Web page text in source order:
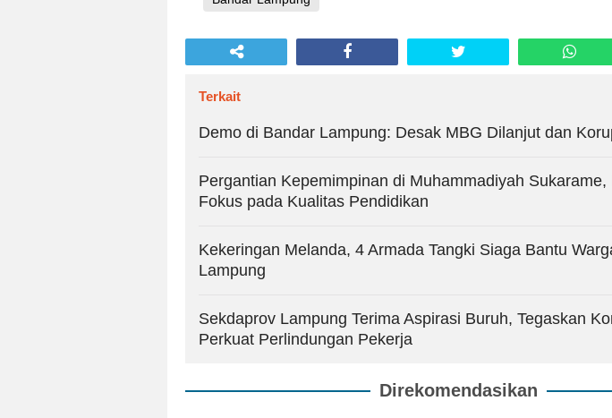
Terkait
Demo di Bandar Lampung: Desak MBG Dilanjut dan
Pergantian Kepemimpinan di Muhammadiyah Sukarame,
Fokus pada Kualitas Pendidikan
Kekeringan Melanda, 4 Armada Tangki Siaga Bantu
Lampung
Sekdaprov Lampung Terima Aspirasi Buruh, Tegaskan
Perkuat Perlindungan Pekerja
Direkomendasikan